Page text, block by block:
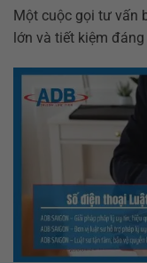
Một cuộc gọi tư vấn
lớn và tiết kiệm